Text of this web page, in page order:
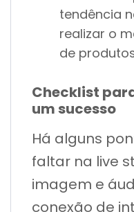
tendência
realizar o
de
Checklist
um sucesso
Há alguns
faltar na live
imagem e
conexão de